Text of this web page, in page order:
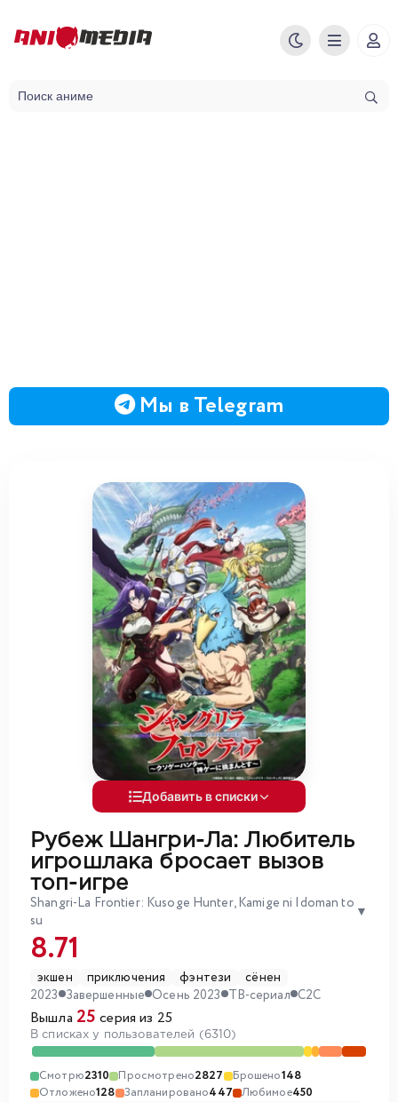
Мы в Telegram
Добавить в списки
Рубеж Шангри-Ла: Любитель
игрошлака бросает вызов
топ-игре
Shangri-La Frontier: Kusoge Hunter, Kamige ni Idoman to
su
▼
8.71
экшен приключения фэнтези
сёнен
2023 Завершенные Осень 2023 ТВ-сериал C2C
Вышла 25 серия из 25
В списках у пользователей (6310)
Смотрю2310 Просмотрено2827 Брошено148
Отложено128 Запланировано447 Любимое450